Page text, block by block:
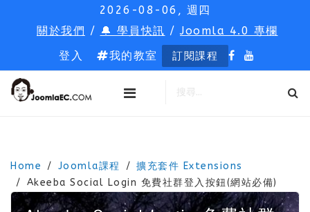
2026-08-06, 週四
關於我們 / 🔔 學員快訊 /Joomla 4.0 專欄
登入
我的教室 訂閱課程
Home Joomla課程
擴充套件 Extensions
Akeeba Social Login 免費社群登入按鈕(網站必備)